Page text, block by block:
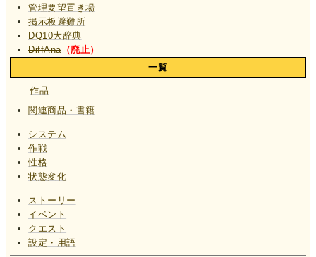
管理要望置き場
掲示板避難所
DQ10大辞典
DiffAna（廃止）
一覧
作品
関連商品・書籍
システム
作戦
性格
状態変化
ストーリー
イベント
クエスト
設定・用語